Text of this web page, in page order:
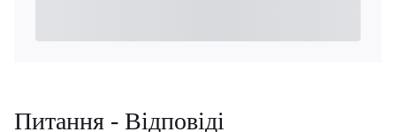
Питання - Відповіді